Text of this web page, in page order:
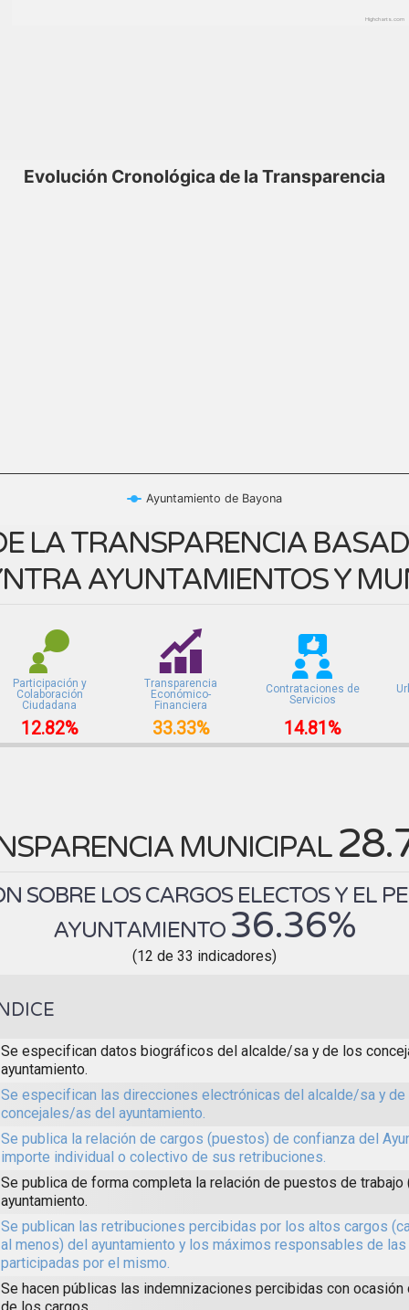
Highcharts.com
Evolución Cronológica de la Transparencia
Ayuntamiento de Bayona
LA TRANSPARENCIA
AYUNTAMIENTOS Y
Participación y
Colaboración
Ciudadana
12.82%
Transparencia
Económico-
Financiera
33.33%
Contrataciones de
Servicios
14.81%
MUNICIPAL
SOBRE LOS CARGOS ELECTOS Y EL
AYUNTAMIENTO 36.36%
(12 de 33 indicadores)
Se especifican datos biográficos del alcalde/sa y de los
ayuntamiento.
Se especifican las direcciones electrónicas del alcalde/sa y
concejales/as del ayuntamiento.
Se publica la relación de cargos (puestos) de confianza del
importe individual o colectivo de sus retribuciones.
Se publica de forma completa la relación de puestos de trabajo
ayuntamiento.
Se publican las retribuciones percibidas por los altos cargos
al menos) del ayuntamiento y los máximos responsables de
participadas por el mismo.
Se hacen públicas las indemnizaciones percibidas con ocasión